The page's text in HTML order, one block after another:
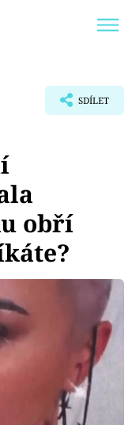
SDÍLET
obří